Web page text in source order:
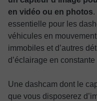
en vidéo ou en photos.
essentielle pour les
véhicules en
immobiles et d’autres
d’éclairage en
Une dashcam dont le
que vous disposerez